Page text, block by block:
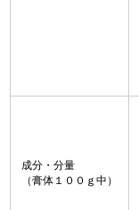
成分・分量
（膏体１００ｇ中）